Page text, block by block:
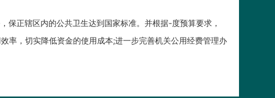
正辖区内的公共卫生达到国家标准。并根据-度预算要求，
率，切实降低资金的使用成本;进一步完善机关公用经费管理办